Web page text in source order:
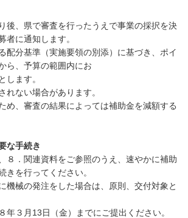
後、県で審査を行ったうえで事業の採択を決
者に通知します。
配分基準（実施要領の別添）に基づき、ポイ
ら、予算の範囲内にお
します。
れない場合があります。
め、審査の結果によっては補助金を減額する
な手続き
８．関連資料をご参照のうえ、速やかに補助
きを行ってください。
機械の発注をした場合は、原則、交付対象と
年３月13日（金）までにご提出ください。